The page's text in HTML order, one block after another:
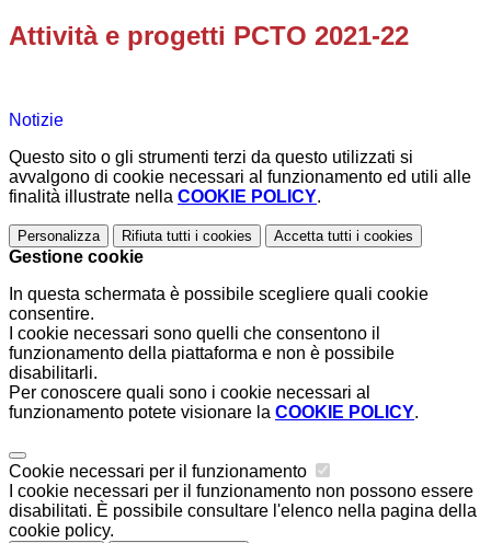
Attività e progetti PCTO 2021-22
Notizie
Questo sito o gli strumenti terzi da questo utilizzati si
avvalgono di cookie necessari al funzionamento ed utili alle
finalità illustrate nella COOKIE POLICY.
Personalizza Rifiuta tutti i cookies Accetta tutti i cookies
Gestione cookie
In questa schermata è possibile scegliere quali cookie
consentire.
I cookie necessari sono quelli che consentono il
funzionamento della piattaforma e non è possibile
disabilitarli.
Per conoscere quali sono i cookie necessari al
funzionamento potete visionare la COOKIE POLICY.
Cookie necessari per il funzionamento
I cookie necessari per il funzionamento non possono essere
disabilitati. È possibile consultare l'elenco nella pagina della
cookie policy.